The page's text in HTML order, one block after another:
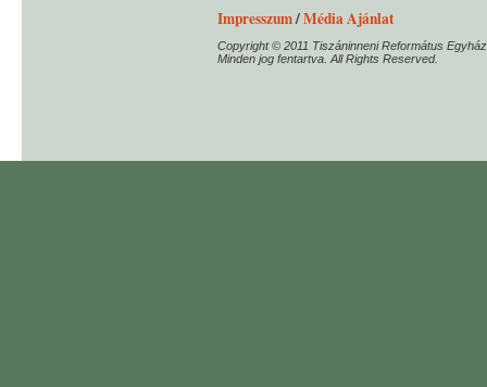
Impresszum/Média Ajánlat
Copyright © 2011 Tiszáninneni Református
Minden jog fentartva. All Rights Reserved.